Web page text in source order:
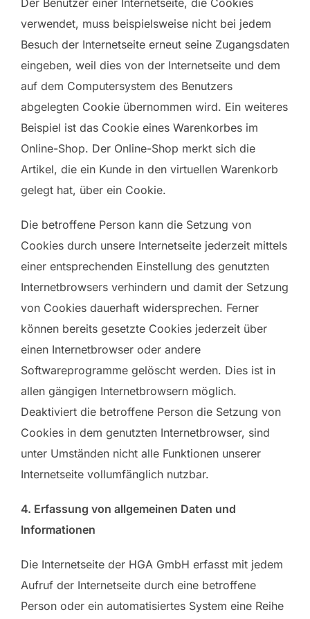
Der Benutzer einer Internetseite, die Cookies
verwendet, muss beispielsweise nicht bei jedem
Besuch der Internetseite erneut seine Zugangsdaten
eingeben, weil dies von der Internetseite und dem
auf dem Computersystem des Benutzers
abgelegten Cookie übernommen wird. Ein weiteres
Beispiel ist das Cookie eines Warenkorbes im
Online-Shop. Der Online-Shop merkt sich die
Artikel, die ein Kunde in den virtuellen Warenkorb
gelegt hat, über ein Cookie.
Die betroffene Person kann die Setzung von
Cookies durch unsere Internetseite jederzeit mittels
einer entsprechenden Einstellung des genutzten
Internetbrowsers verhindern und damit der Setzung
von Cookies dauerhaft widersprechen. Ferner
können bereits gesetzte Cookies jederzeit über
einen Internetbrowser oder andere
Softwareprogramme gelöscht werden. Dies ist in
allen gängigen Internetbrowsern möglich.
Deaktiviert die betroffene Person die Setzung von
Cookies in dem genutzten Internetbrowser, sind
unter Umständen nicht alle Funktionen unserer
Internetseite vollumfänglich nutzbar.
4. Erfassung von allgemeinen Daten und
Informationen
Die Internetseite der HGA GmbH erfasst mit jedem
Aufruf der Internetseite durch eine betroffene
Person oder ein automatisiertes System eine Reihe